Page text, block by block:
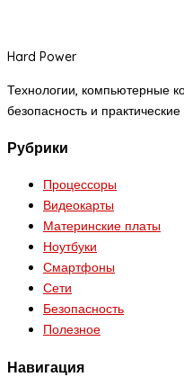
Hard Power
Технологии, компьютерные
безопасность и
Рубрики
Процессоры
Видеокарты
Материнские платы
Ноутбуки
Смартфоны
Сети
Безопасность
Полезное
Навигация